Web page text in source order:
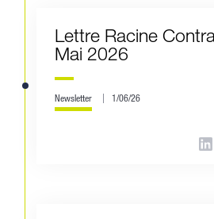
Lettre Racine
Mai 2026
Newsletter 1/06/26